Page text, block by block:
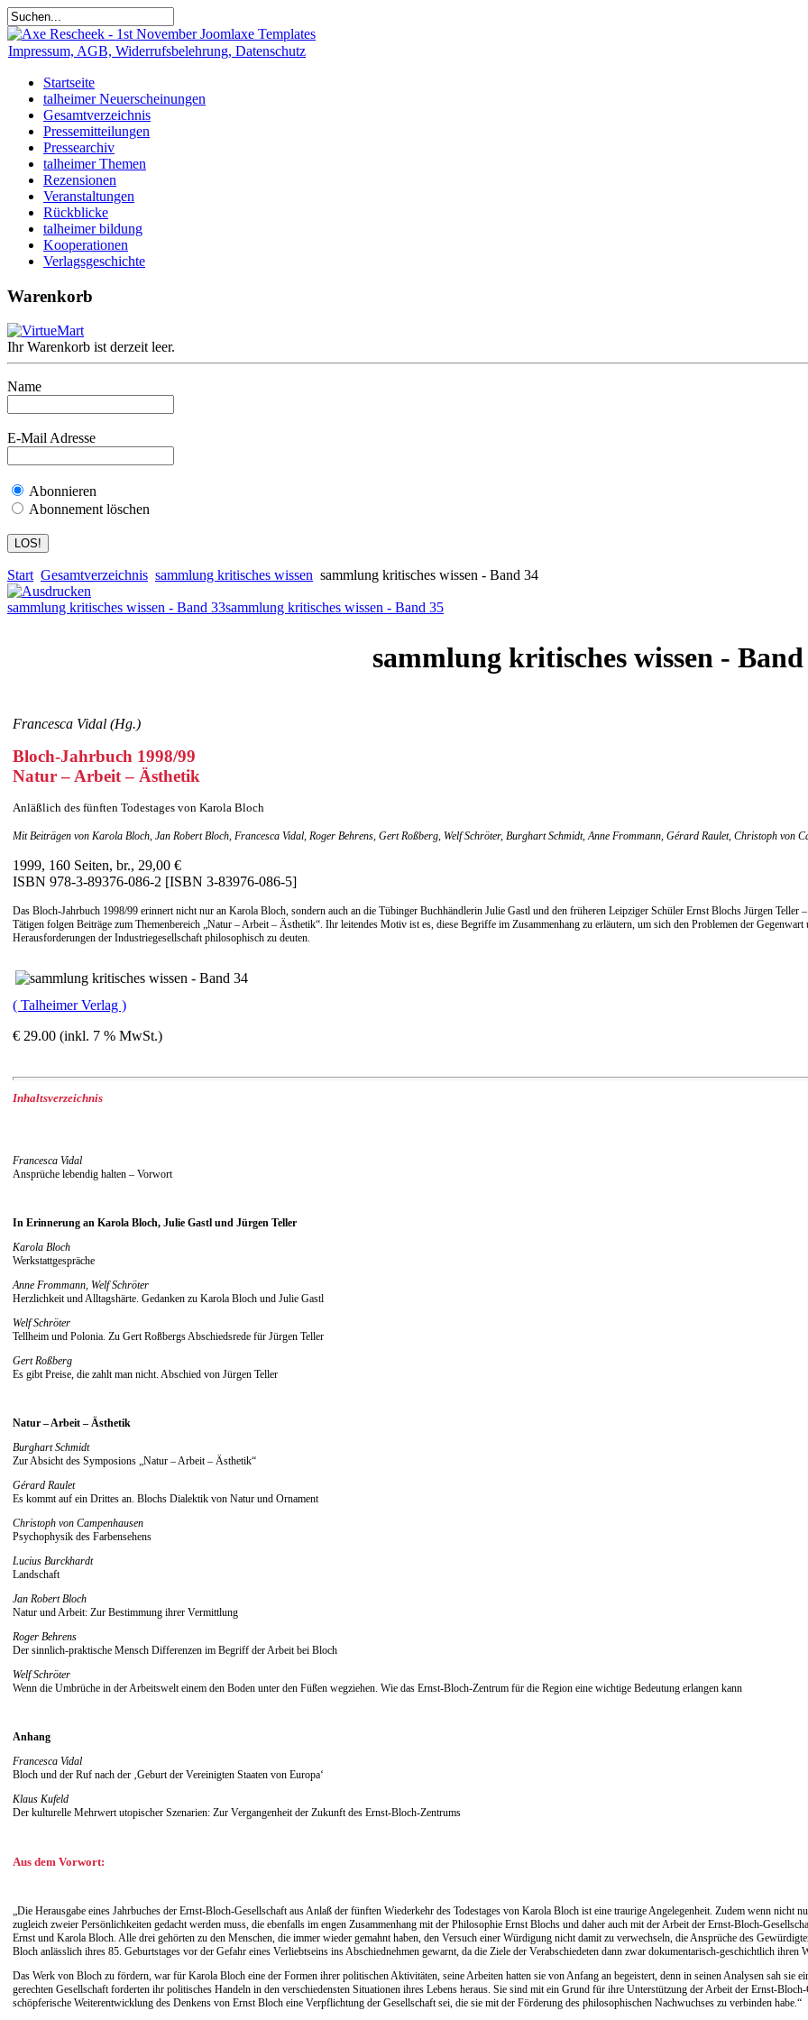
Impressum, AGB, Widerrufsbelehrung, Datenschutz
Startseite
talheimer Neuerscheinungen
Gesamtverzeichnis
Pressemitteilungen
Pressearchiv
talheimer Themen
Rezensionen
Veranstaltungen
Rückblicke
talheimer bildung
Kooperationen
Verlagsgeschichte
Warenkorb
Ihr Warenkorb ist derzeit leer.
Name
E-Mail Adresse
Abonnieren
Abonnement löschen
Start Gesamtverzeichnis sammlung kritisches wissen sammlung kritisches wissen - Band 34
sammlung kritisches wissen - Band 33sammlung kritisches wissen - Band 35
sammlung kritisches wissen - Band
Francesca Vidal (Hg.)
Bloch-Jahrbuch 1998/99
Natur – Arbeit – Ästhetik
Anläßlich des fünften Todestages von Karola Bloch
Mit Beiträgen von Karola Bloch, Jan Robert Bloch, Francesca Vidal, Roger Behrens, Gert Roßberg, Welf Schröter, Burghart Schmidt, Anne Frommann, Gérard Raulet, Christoph von
1999, 160 Seiten, br., 29,00 €
ISBN 978-3-89376-086-2 [ISBN 3-83976-086-5]
Das Bloch-Jahrbuch 1998/99 erinnert nicht nur an Karola Bloch, sondern auch an die Tübinger Buchhändlerin Julie Gastl und den früheren Leipziger Schüler Ernst Blochs Jürgen
Tätigen folgen Beiträge zum Themenbereich „Natur – Arbeit – Ästhetik“. Ihr leitendes Motiv ist es, diese Begriffe im Zusammenhang zu erläutern, um sich den Problemen der
Herausforderungen der Industriegesellschaft philosophisch zu deuten.
( Talheimer Verlag )
€ 29.00 (inkl. 7 % MwSt.)
Inhaltsverzeichnis
Francesca Vidal
Ansprüche lebendig halten – Vorwort
In Erinnerung an Karola Bloch, Julie Gastl und Jürgen Teller
Karola Bloch
Werkstattgespräche
Anne Frommann, Welf Schröter
Herzlichkeit und Alltagshärte. Gedanken zu Karola Bloch und Julie Gastl
Welf Schröter
Tellheim und Polonia. Zu Gert Roßbergs Abschiedsrede für Jürgen Teller
Gert Roßberg
Es gibt Preise, die zahlt man nicht. Abschied von Jürgen Teller
Natur – Arbeit – Ästhetik
Burghart Schmidt
Zur Absicht des Symposions „Natur – Arbeit – Ästhetik“
Gérard Raulet
Es kommt auf ein Drittes an. Blochs Dialektik von Natur und Ornament
Christoph von Campenhausen
Psychophysik des Farbensehens
Lucius Burckhardt
Landschaft
Jan Robert Bloch
Natur und Arbeit: Zur Bestimmung ihrer Vermittlung
Roger Behrens
Der sinnlich-praktische Mensch Differenzen im Begriff der Arbeit bei Bloch
Welf Schröter
Wenn die Umbrüche in der Arbeitswelt einem den Boden unter den Füßen wegziehen. Wie das Ernst-Bloch-Zentrum für die Region eine wichtige Bedeutung erlangen kann
Anhang
Francesca Vidal
Bloch und der Ruf nach der ‚Geburt der Vereinigten Staaten von Europa‘
Klaus Kufeld
Der kulturelle Mehrwert utopischer Szenarien: Zur Vergangenheit der Zukunft des Ernst-Bloch-Zentrums
Aus dem Vorwort:
„Die Herausgabe eines Jahrbuches der Ernst-Bloch-Gesellschaft aus Anlaß der fünften Wiederkehr des Todestages von Karola Bloch ist eine traurige Angelegenheit. Zudem wenn
zugleich zweier Persönlichkeiten gedacht werden muss, die ebenfalls im engen Zusammenhang mit der Philosophie Ernst Blochs und daher auch mit der Arbeit der Ernst-Bloch-
Ernst und Karola Bloch. Alle drei gehörten zu den Menschen, die immer wieder gemahnt haben, den Versuch einer Würdigung nicht damit zu verwechseln, die Ansprüche des
Bloch anlässlich ihres 85. Geburtstages vor der Gefahr eines Verliebtseins ins Abschiednehmen gewarnt, da die Ziele der Verabschiedeten dann zwar dokumentarisch-geschichtlich
Das Werk von Bloch zu fördern, war für Karola Bloch eine der Formen ihrer politischen Aktivitäten, seine Arbeiten hatten sie von Anfang an begeistert, denn in seinen Analysen sah sie
gerechten Gesellschaft forderten ihr politisches Handeln in den verschiedensten Situationen ihres Lebens heraus. Sie sind mit ein Grund für ihre Unterstützung der Arbeit der Ernst-
schöpferische Weiterentwicklung des Denkens von Ernst Bloch eine Verpflichtung der Gesellschaft sei, die sie mit der Förderung des philosophischen Nachwuchses zu verbinden habe.“